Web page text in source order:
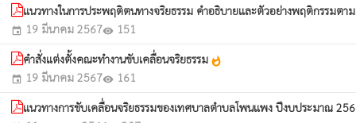
แนวทางในการประพฤติตนทางจริยธรรม คำอธิบายและตัวอย่างพฤติกรรมตา
event 19 มีนาคม 2567visibility 151
คำสั่งแต่งตั้งคณะทำงานขับเคลื่อนจริยธรรม whatshot
event 19 มีนาคม 2567visibility 161
แนวทางการขับเคลื่อนจริยธรรมของเทศบาลตำบลโพนแพง ปีงบประมาณ